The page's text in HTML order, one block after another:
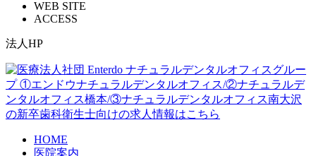
WEB SITE
ACCESS
法人HP
HOME
医院案内